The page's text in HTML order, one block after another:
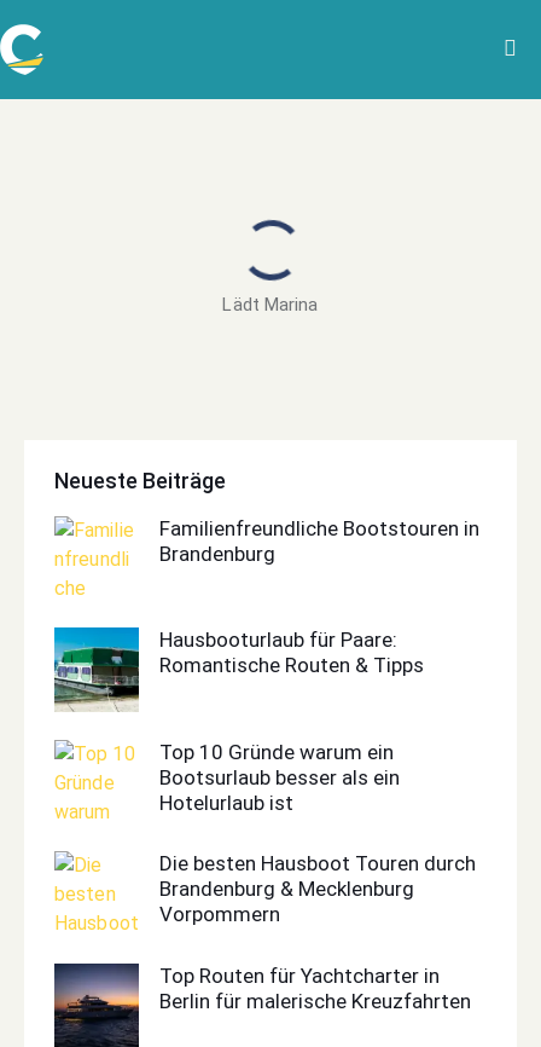
Lädt Marina
Neueste Beiträge
Familienfreundliche Bootstouren in
Brandenburg
Hausbooturlaub für Paare:
Romantische Routen & Tipps
Top 10 Gründe warum ein
Bootsurlaub besser als ein
Hotelurlaub ist
Die besten Hausboot Touren durch
Brandenburg & Mecklenburg
Vorpommern
Top Routen für Yachtcharter in
Berlin für malerische Kreuzfahrten